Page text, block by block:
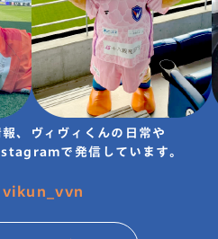
、ヴィヴィくんの日常や
で発信しています。